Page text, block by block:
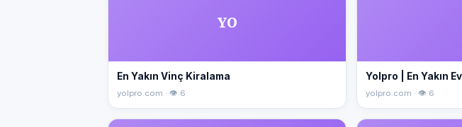
YO
En Yakın Vinç Kiralama
yolpro.com · 👁 6
Yolpro | En Yakın
yolpro.com · 👁 6